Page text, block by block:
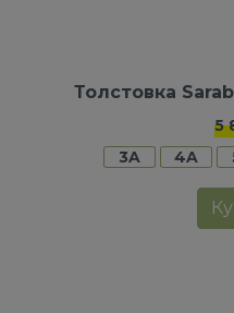
Толстовка
5
3A
4A